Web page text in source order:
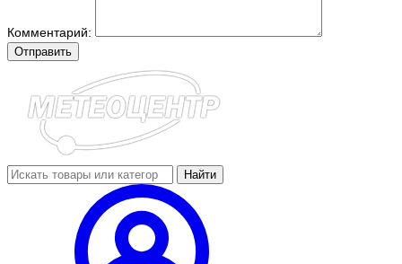
Комментарий:
Отправить
Найти